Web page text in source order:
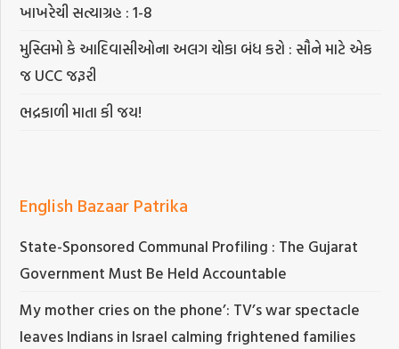
ખાખરેચી સત્યાગ્રહ : 1-8
મુસ્લિમો કે આદિવાસીઓના અલગ ચોકા બંધ કરો : સૌને માટે એક
જ UCC જરૂરી
ભદ્રકાળી માતા કી જય!
English Bazaar Patrika
State-Sponsored Communal Profiling : The Gujarat
Government Must Be Held Accountable
My mother cries on the phone’: TV’s war spectacle
leaves Indians in Israel calming frightened families